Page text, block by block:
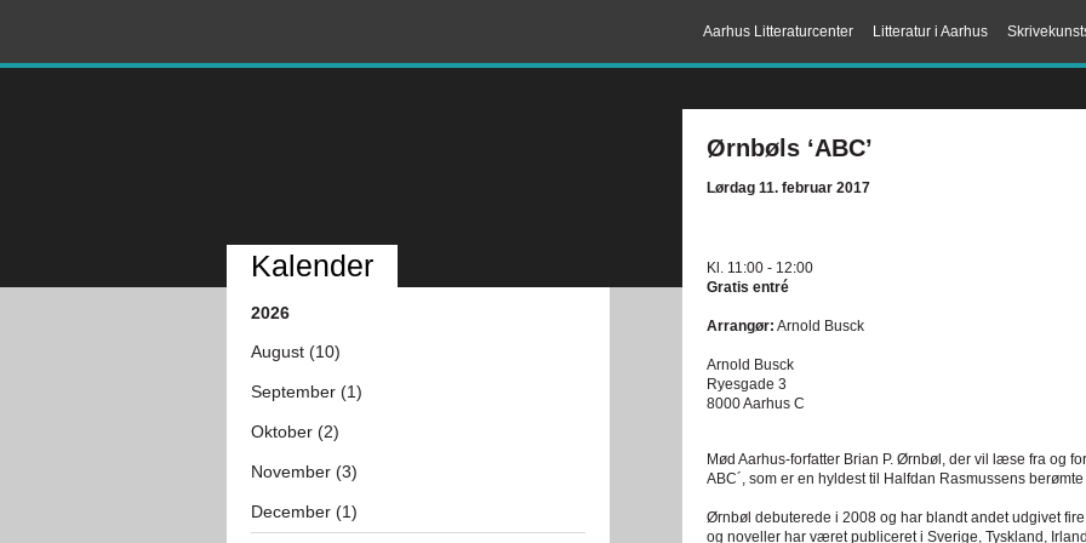
Litteratur i Aarhus
Aarhus Litteraturcenter
Ørnbøls ‘ABC’
Lørdag 11. februar 2017
Kl. 11:00 - 12:00
Gratis entré
Arrangør: Arnold Busck
Arnold Busck
Ryesgade 3
8000 Aarhus C
Mød Aarhus-forfatter Brian P. Ørnbøl, der vil læse fra og
ABC´, som er en hyldest til Halfdan Rasmussens
Ørnbøl debuterede i 2008 og har blandt andet udgivet
og noveller har været publiceret i Sverige, Tyskland,
Kalender
2026
August (10)
September (1)
Oktober (2)
November (3)
December (1)